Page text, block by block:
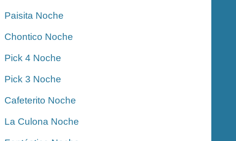
Paisita Noche
Chontico Noche
Pick 4 Noche
Pick 3 Noche
Cafeterito Noche
La Culona Noche